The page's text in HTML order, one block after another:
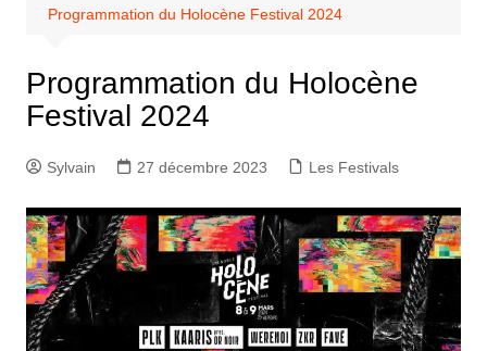
Programmation du Holocène Festival 2024
Programmation du Holocène
Festival 2024
Sylvain 27 décembre 2023 Les Festivals